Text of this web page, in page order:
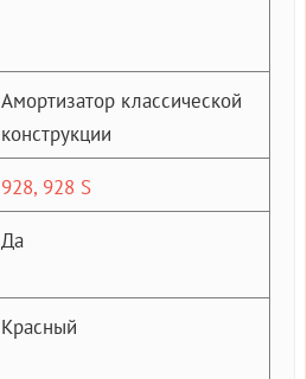
Амортизатор классической
конструкции
928, 928 S
Да
Красный